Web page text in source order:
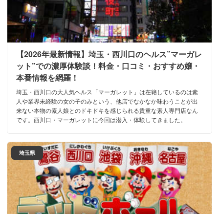
【2026年最新情報】埼玉・西川口のヘルス”マーガレ
ット”での濃厚体験談！料金・口コミ・おすすめ嬢・
本番情報を網羅！
埼玉・西川口の大人気ヘルス「マーガレット」は在籍しているのは素
人や業界未経験の女の子のみという、他店でなかなか味わうことが出
来ない本物の素人娘とのドキドキを感じられる貴重な素人専門店なん
です。西川口・マーガレットに今回は潜入・体験してきました。
埼玉県